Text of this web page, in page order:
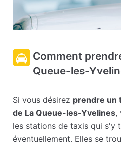
Comment
Queue-les-
Si vous désirez prendre un
de La Queue-les-Yvelines,
les stations de taxis qui s'y
éventuellement. Elles se